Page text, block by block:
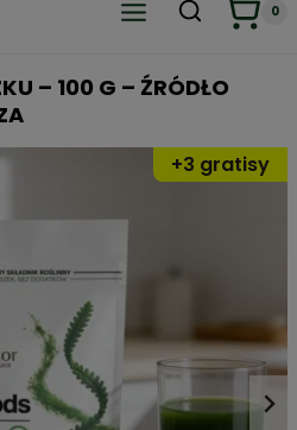
0
– 100 G – ŹRÓDŁO